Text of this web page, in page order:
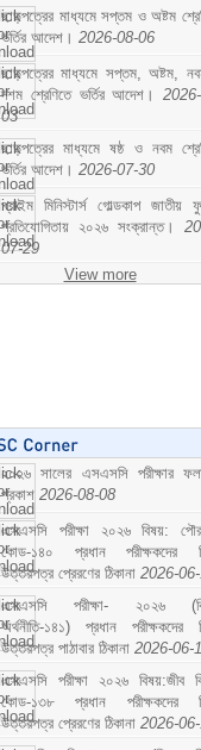
ছাড়পত্রের মাধ্যমে সপ্তম ও অষ্টম
ভর্তির আদেশ। 2026-08-06
ছাড়পত্রের মাধ্যমে সপ্তম, অষ্টম,
দশম শ্রেণিতে ভর্তির আদেশ।
03
ছাড়পত্রের মাধ্যমে ষষ্ঠ ও নবম
ভর্তির আদেশ। 2026-07-30
প্রাইম মিনিস্টার্স গোল্ডকাপ জাতীয়
প্রতিযোগিতায় ২০২৬ সংক্রান্ত।
07-29
View more
২০২৬ সালের এসএসসি পরীক্ষার
প্রকাশ 2026-08-08
এসএসসি পরীক্ষা ২০২৬ বিষয়:
কোড-১৪০ প্রধান পরীক্ষকদের
উত্তরপত্র প্রেরণের ঠিকানা 2026-
এসএসসি পরীক্ষা- ২০২৬
অর্থনীতি-১৪১) প্রধান পরীক্ষকদের
উত্তরপত্র পাঠাবার ঠিকানা 2026-06-
এসএসসি পরীক্ষা ২০২৬ বিষয়:জীব
কোড-১৩৮ প্রধান পরীক্ষকদের
উত্তরপত্র প্রেরণের ঠিকানা 2026-